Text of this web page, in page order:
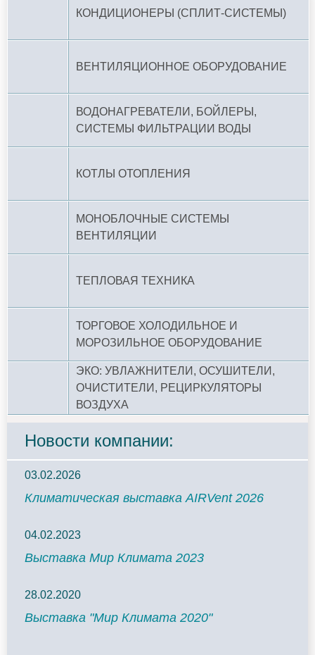
КОНДИЦИОНЕРЫ (СПЛИТ-СИСТЕМЫ)
ВЕНТИЛЯЦИОННОЕ ОБОРУДОВАНИЕ
ВОДОНАГРЕВАТЕЛИ, БОЙЛЕРЫ,
СИСТЕМЫ ФИЛЬТРАЦИИ ВОДЫ
КОТЛЫ ОТОПЛЕНИЯ
МОНОБЛОЧНЫЕ СИСТЕМЫ
ВЕНТИЛЯЦИИ
ТЕПЛОВАЯ ТЕХНИКА
ТОРГОВОЕ ХОЛОДИЛЬНОЕ И
МОРОЗИЛЬНОЕ ОБОРУДОВАНИЕ
ЭКО: УВЛАЖНИТЕЛИ, ОСУШИТЕЛИ,
ОЧИСТИТЕЛИ, РЕЦИРКУЛЯТОРЫ
ВОЗДУХА
Новости компании:
03.02.2026
Климатическая выставка AIRVent 2026
04.02.2023
Выставка Мир Климата 2023
28.02.2020
Выставка "Мир Климата 2020"